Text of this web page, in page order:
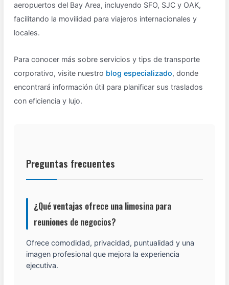
aeropuertos del Bay Area, incluyendo SFO, SJC y OAK,
facilitando la movilidad para viajeros internacionales y
locales.
Para conocer más sobre servicios y tips de transporte
corporativo, visite nuestro blog especializado, donde
encontrará información útil para planificar sus traslados
con eficiencia y lujo.
Preguntas frecuentes
¿Qué ventajas ofrece una limosina para
reuniones de negocios?
Ofrece comodidad, privacidad, puntualidad y una
imagen profesional que mejora la experiencia
ejecutiva.